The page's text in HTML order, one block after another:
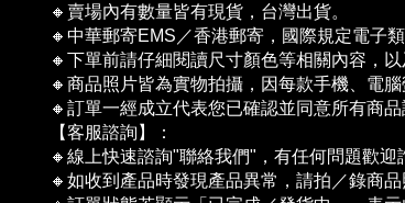
🔸賣場內有數量皆有現貨，台灣出貨。
🔸中華郵寄EMS／香港郵寄，國際規定電子
🔸下單前請仔細閱讀尺寸顏色等相關內容，
🔸商品照片皆為實物拍攝，因每款手機、電
🔸訂單一經成立代表您已確認並同意所有商
【客服諮詢】：
🔸線上快速諮詢"聯絡我們"，有任何問題歡迎
🔸如收到產品時發現產品異常，請拍／錄商